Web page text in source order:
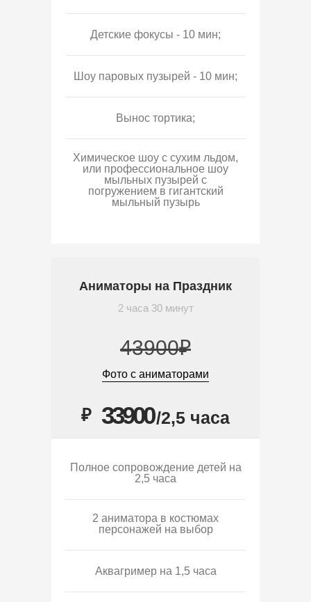
Детские фокусы - 10 мин;
Шоу паровых пузырей - 10 мин;
Вынос тортика;
Химическое шоу с сухим льдом,
или профессиональное шоу
мыльных пузырей с
погружением в гигантский
мыльный пузырь
Аниматоры на Праздник
2 часа 30 минут
43900₽
Фото с аниматорами
₽ 33900/2,5 часа
Полное сопровождение детей на
2,5 часа
2 аниматора в костюмах
персонажей на выбор
Аквагример на 1,5 часа